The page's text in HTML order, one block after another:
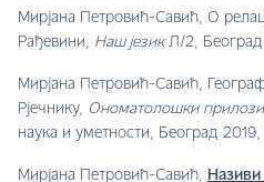
Мирјана Петровић-Савић, О
Рађевини, Наш језикЛ/2,
Мирјана Петровић-Савић,
Рјечнику, Ономатолошки прилози
наука и уметности, Београд 2019,
Мирјана Петровић-Савић,